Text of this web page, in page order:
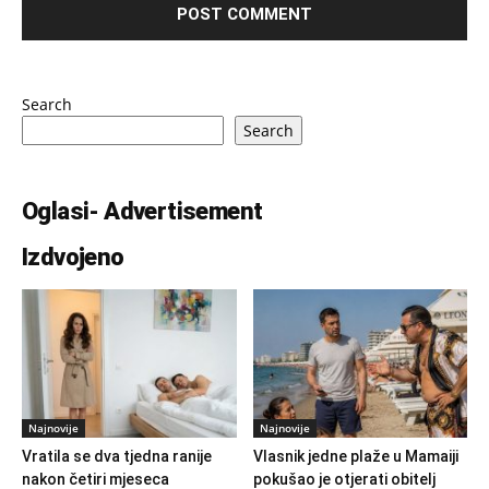
Search
Search
Oglasi- Advertisement
Izdvojeno
Najnovije
Vratila se dva tjedna ranije
nakon četiri mjeseca
Najnovije
Vlasnik jedne plaže u Mamaiji
pokušao je otjerati obitelj